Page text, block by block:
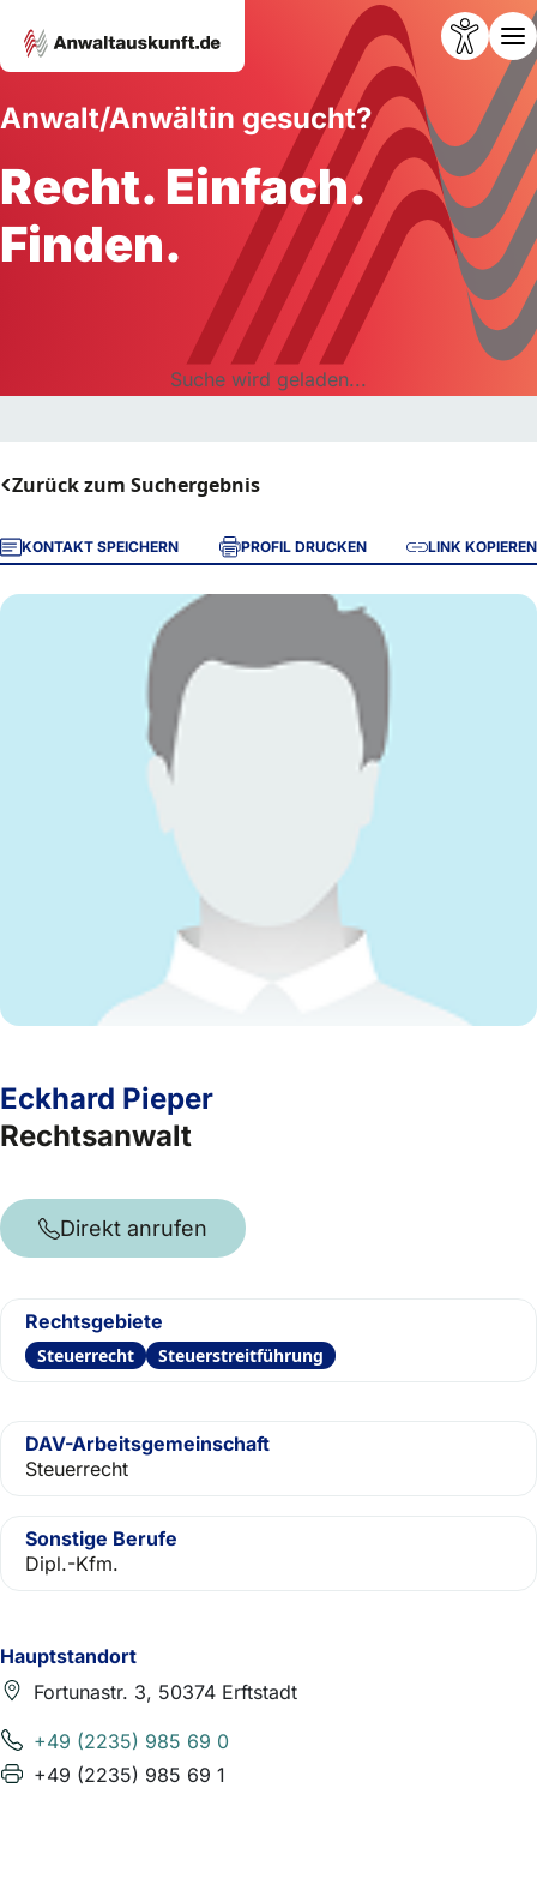
Anwalt/Anwältin gesucht?
Recht. Einfach.
Finden.
Suche wird geladen...
Zurück zum Suchergebnis
KONTAKT SPEICHERN PROFIL DRUCKEN LINK KOPIEREN
Hauptstandort
Fortunastr. 3, 50374 Erftstadt
+49 (2235) 985 69 0
+49 (2235) 985 69 1
Eckhard Pieper
Rechtsanwalt
Direkt anrufen
Rechtsgebiete
Steuerrecht Steuerstreitführung
DAV-Arbeitsgemeinschaft
Steuerrecht
Sonstige Berufe
Dipl.-Kfm.